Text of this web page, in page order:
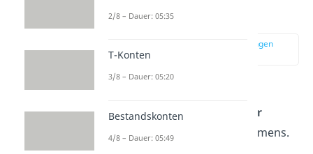
Eröffnungsbilanz
zur Stelle im Video springen
Eröffnungsbilanz sind
Teil der
Buchhaltungeines Unternehmens.
2/8 – Dauer: 05:35
T-Konten
3/8 – Dauer: 05:20
Bestandskonten
4/8 – Dauer: 05:49